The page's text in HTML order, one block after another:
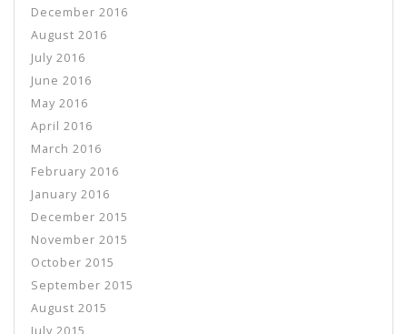
December 2016
August 2016
July 2016
June 2016
May 2016
April 2016
March 2016
February 2016
January 2016
December 2015
November 2015
October 2015
September 2015
August 2015